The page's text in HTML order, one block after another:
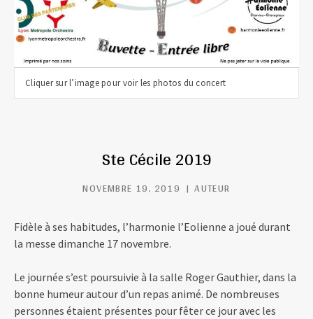
Cliquer sur l’image pour voir les photos du concert
Ste Cécile 2019
NOVEMBRE 19, 2019 AUTEUR
Fidèle à ses habitudes, l’harmonie l’Eolienne a joué durant
la messe dimanche 17 novembre.
Le journée s’est poursuivie à la salle Roger Gauthier, dans la
bonne humeur autour d’un repas animé. De nombreuses
personnes étaient présentes pour fêter ce jour avec les